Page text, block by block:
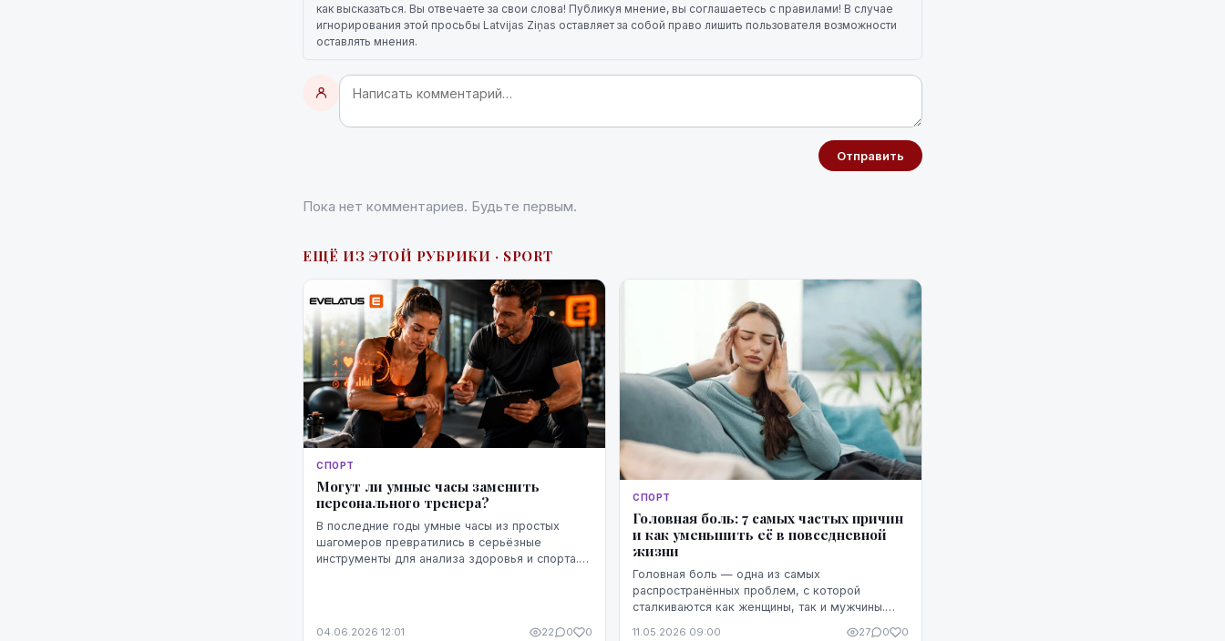
как высказаться. Вы отвечаете за свои слова! Публикуя мнение, вы соглашаетесь с правилами! В случае
игнорирования этой просьбы Latvijas Ziņas оставляет за собой право лишить пользователя возможности
оставлять мнения.
Отправить
Пока нет комментариев. Будьте первым.
ЕЩЁ ИЗ ЭТОЙ РУБРИКИ · SPORT
СПОРТ
Могут ли умные часы заменить
персонального тренера?
В последние годы умные часы из простых
шагомеров превратились в серьёзные
инструменты для анализа здоровья и спорта.
04.06.2026 12:01 22 0 0
СПОРТ
Головная боль: 7 самых частых причин
и как уменьшить её в повседневной
жизни
Головная боль — одна из самых
распространённых проблем, с которой
сталкиваются как женщины, так и мужчины.
11.05.2026 09:00 27 0 0